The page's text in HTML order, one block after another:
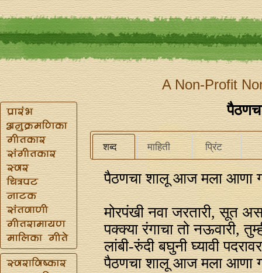
A Non-Profit
शब्द माहिती प्रिंट
पैठणचा शालू आज मला आणा
मोरपंखी नवा जरतारी, सूत
पक्क्या रंगाचा तो नऊवारी,
लांबी-रुंदी बघुनी घ्यावी
पैठणचा शालू आज मला आणा